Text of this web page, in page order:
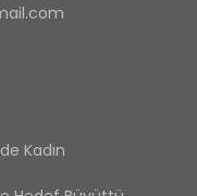
Kadın